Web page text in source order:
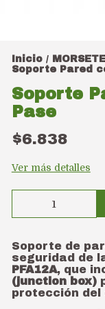
Inicio /
Soporte Pared
Soporte
Pase
$6.838
Ver más detalles
Soporte de
seguridad de
PFA12A, que
(junction box)
protección del